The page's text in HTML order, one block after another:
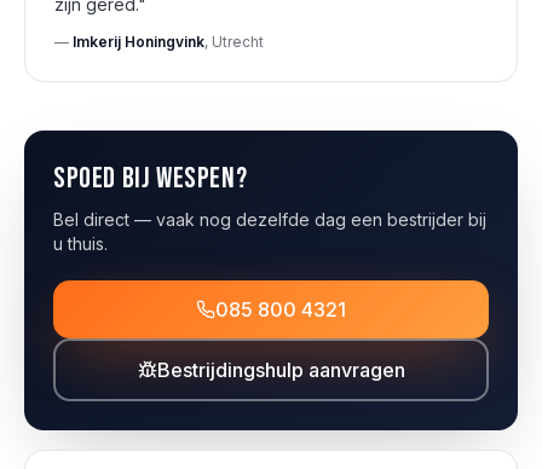
zijn gered."
— Imkerij Honingvink, Utrecht
Spoed bij wespen?
Bel direct — vaak nog dezelfde dag een bestrijder bij
u thuis.
085 800 4321
Bestrijdingshulp aanvragen